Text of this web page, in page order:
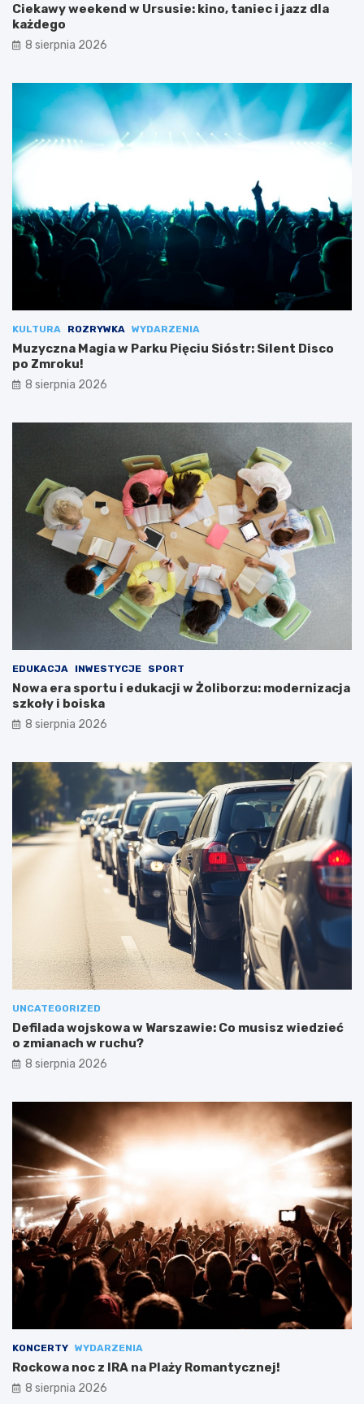
Ciekawy weekend w Ursusie: kino, taniec i jazz dla
każdego
8 sierpnia 2026
KULTURA ROZRYWKA WYDARZENIA
Muzyczna Magia w Parku Pięciu Sióstr: Silent Disco
po Zmroku!
8 sierpnia 2026
EDUKACJA INWESTYCJE SPORT
Nowa era sportu i edukacji w Żoliborzu: modernizacja
szkoły i boiska
8 sierpnia 2026
UNCATEGORIZED
Defilada wojskowa w Warszawie: Co musisz wiedzieć
o zmianach w ruchu?
8 sierpnia 2026
KONCERTY WYDARZENIA
Rockowa noc z IRA na Plaży Romantycznej!
8 sierpnia 2026